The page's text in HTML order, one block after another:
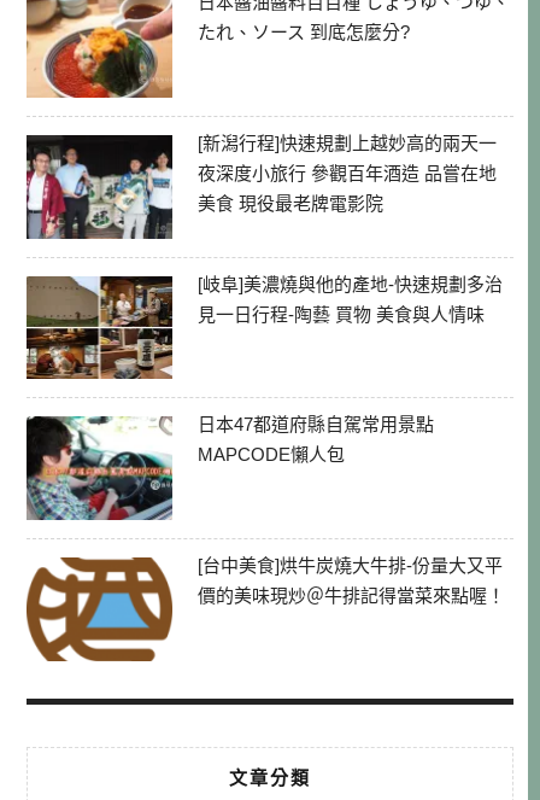
たれ、ソース 到底怎麼分?
[新潟行程]快速規劃上越妙高的兩天一
夜深度小旅行 參觀百年酒造 品嘗在地
美食 現役最老牌電影院
[岐阜]美濃燒與他的產地-快速規劃多治
見一日行程-陶藝 買物 美食與人情味
日本47都道府縣自駕常用景點
MAPCODE懶人包
[台中美食]烘牛炭燒大牛排-份量大又平
價的美味現炒＠牛排記得當菜來點喔！
文章分類